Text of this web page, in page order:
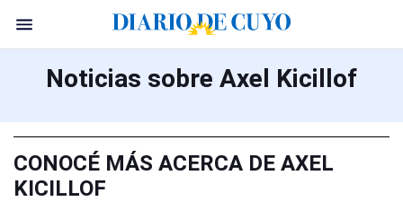
Noticias sobre Axel Kicillof
CONOCÉ MÁS ACERCA DE AXEL
KICILLOF